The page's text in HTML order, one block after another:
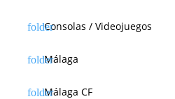
Consolas / Videojuegos
Málaga
Málaga CF